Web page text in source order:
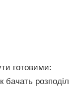
готовими:
розподіл